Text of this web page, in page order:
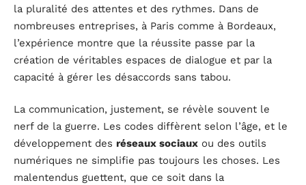
la pluralité des attentes et des rythmes. Dans de
nombreuses entreprises, à Paris comme à Bordeaux,
l’expérience montre que la réussite passe par la
création de véritables espaces de dialogue et par la
capacité à gérer les désaccords sans tabou.
La communication, justement, se révèle souvent le
nerf de la guerre. Les codes diffèrent selon l’âge, et le
développement des réseaux sociaux ou des outils
numériques ne simplifie pas toujours les choses. Les
malentendus guettent, que ce soit dans la